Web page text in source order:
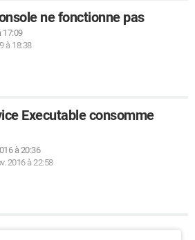
ne fonctionne pas
17:09
à 18:38
Executable consomme
à 20:36
2016 à 22:58